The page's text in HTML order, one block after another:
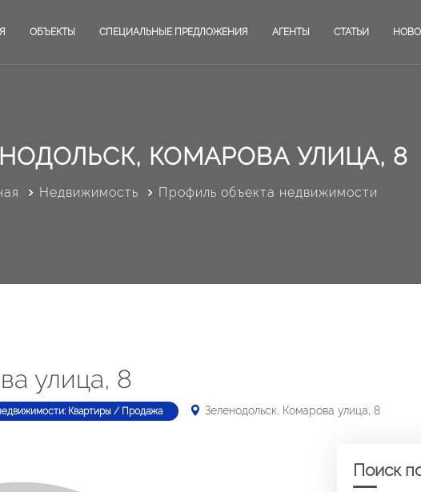
ОБЪЕКТЫ СПЕЦИАЛЬНЫЕ ПРЕДЛОЖЕНИЯ АГЕНТЫ СТАТЬИ
КОМАРОВА УЛИЦА, 8
Недвижимость Профиль объекта недвижимости
улица, 8
Квартиры / Продажа Зеленодольск, Комарова улица, 8
Поиск